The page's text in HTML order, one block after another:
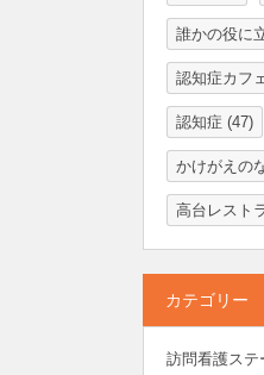
誰かの役に
認知症カフ
認知症 (47)
かけがえの
高台レスト
カテゴリー
訪問看護ステ